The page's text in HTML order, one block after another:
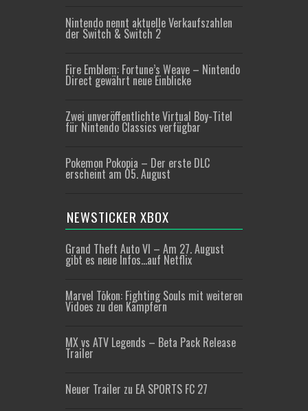
Nintendo nennt aktuelle Verkaufszahlen
der Switch & Switch 2
Fire Emblem: Fortune’s Weave – Nintendo
Direct gewährt neue Einblicke
Zwei unveröffentlichte Virtual Boy-Titel
für Nintendo Classics verfügbar
Pokemon Pokopia – Der erste DLC
erscheint am 05. August
NEWSTICKER XBOX
Grand Theft Auto VI – Am 27. August
gibt es neue Infos…auf Netflix
Marvel Tōkon: Fighting Souls mit weiteren
Vidoes zu den Kämpfern
MX vs ATV Legends – Beta Pack Release
Trailer
Neuer Trailer zu EA SPORTS FC 27